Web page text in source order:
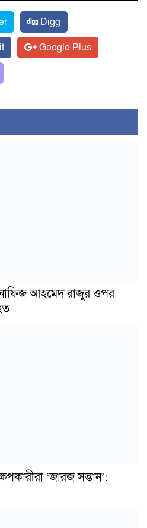
Digg
Google Plus
আহমেদ রাজুর ওপর
‘জারজ সন্তান’: